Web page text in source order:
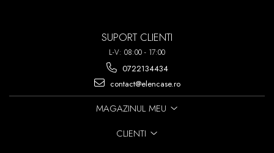
SUPORT CLIENTI
L-V: 08:00 - 17:00
0722134434
contact@elencase.ro
MAGAZINUL MEU
CLIENTI